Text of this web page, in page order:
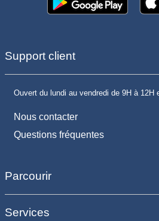
Support client
Ouvert du lundi au vendredi de 9H à 12H
Nous contacter
Questions fréquentes
Parcourir
Services